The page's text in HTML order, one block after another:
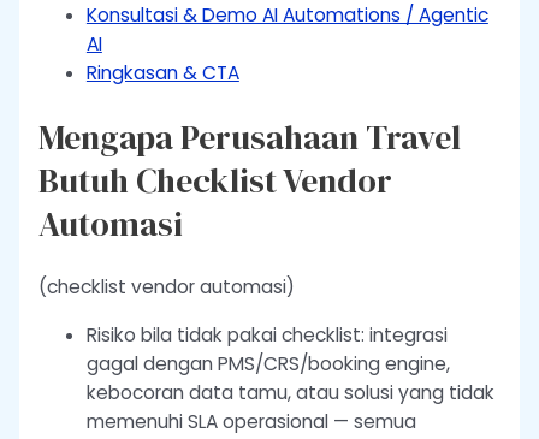
Konsultasi & Demo AI Automations / Agentic
AI
Ringkasan & CTA
Mengapa Perusahaan Travel
Butuh Checklist Vendor
Automasi
(checklist vendor automasi)
Risiko bila tidak pakai checklist: integrasi
gagal dengan PMS/CRS/booking engine,
kebocoran data tamu, atau solusi yang tidak
memenuhi SLA operasional — semua